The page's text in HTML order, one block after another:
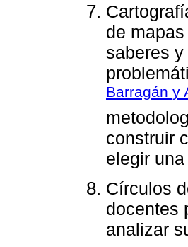
de
saberes
Barragán y
construir
elegir
Círculos
docentes
analizar